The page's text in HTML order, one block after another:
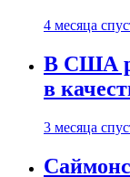
4 месяца
В США
в
3 месяца